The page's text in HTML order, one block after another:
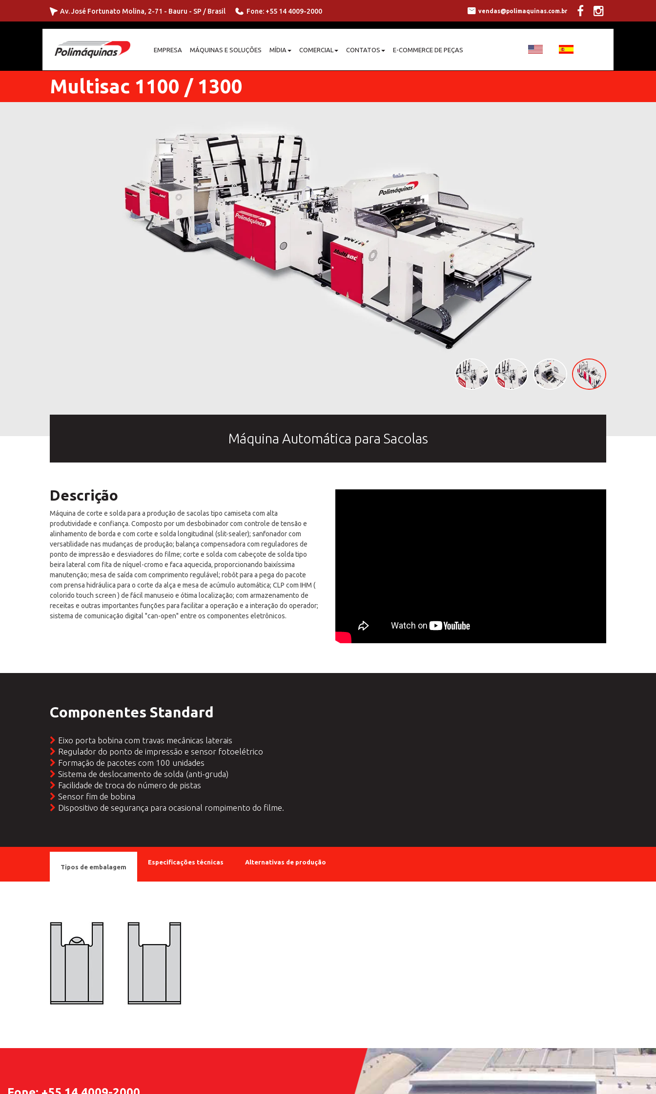
Av. José Fortunato Molina, 2-71 - Bauru - SP / Brasil Fone: +55 14 4009-2000 vendas@polimaquinas.com.br
EMPRESA MÁQUINAS E SOLUÇÕES MÍDIA COMERCIAL CONTATOS E-COMMERCE DE PEÇAS
Multisac 1100 / 1300
Máquina Automática para Sacolas
Descrição
Máquina de corte e solda para a produção de sacolas tipo camiseta com alta
produtividade e confiança. Composto por um desbobinador com controle de tensão e
alinhamento de borda e com corte e solda longitudinal (slit-sealer); sanfonadorcom
versatilidade nas mudanças de produção; balança compensadora com reguladores de
ponto de impressão e desviadores do filme; corte e solda com cabeçote de solda tipo
beira lateral com fita de níquel-cromo e faca aquecida, proporcionando baixíssima
manutenção; mesa de saída com comprimento regulável; robôt para a pega do pacote
com prensa hidráulica para o corte da alça e mesa de acúmulo automática; CLP com IHM (
colorido touch screen ) de fácil manuseio e ótima localização; com armazenamento de
receitas e outras importantes funções para facilitar a operação e a interação do operador;
sistema de comunicação digital "can-open" entre os componentes eletrônicos.
Componentes Standard
Eixo porta bobina com travas mecânicas laterais
Regulador do ponto de impressão e sensor fotoelétrico
Formação de pacotes com 100 unidades
Sistema de deslocamento de solda (anti-gruda)
Facilidade de troca do número de pistas
Sensor fim de bobina
Dispositivo de segurança para ocasional rompimento do filme.
Tipos de embalagem
Especificações técnicas Alternativas de produção